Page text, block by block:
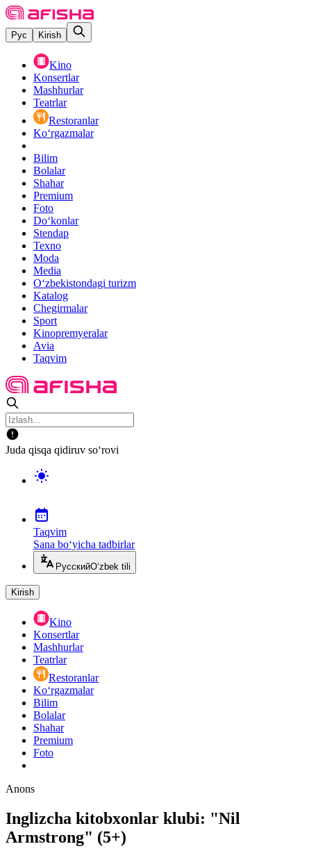
Рус Kirish
Kino
Konsertlar
Mashhurlar
Teatrlar
Restoranlar
Ko‘rgazmalar
Bilim
Bolalar
Shahar
Premium
Foto
Do‘konlar
Stendap
Texno
Moda
Media
O‘zbekistondagi turizm
Katalog
Chegirmalar
Sport
Kinopremyeralar
Avia
Taqvim
Juda qisqa qidiruv so‘rovi
Taqvim
Sana bo‘yicha tadbirlar
РусскийO‘zbek tili
Kirish
Kino
Konsertlar
Mashhurlar
Teatrlar
Restoranlar
Ko‘rgazmalar
Bilim
Bolalar
Shahar
Premium
Foto
Anons
Inglizcha kitobxonlar klubi: "Nil
Armstrong" (5+)